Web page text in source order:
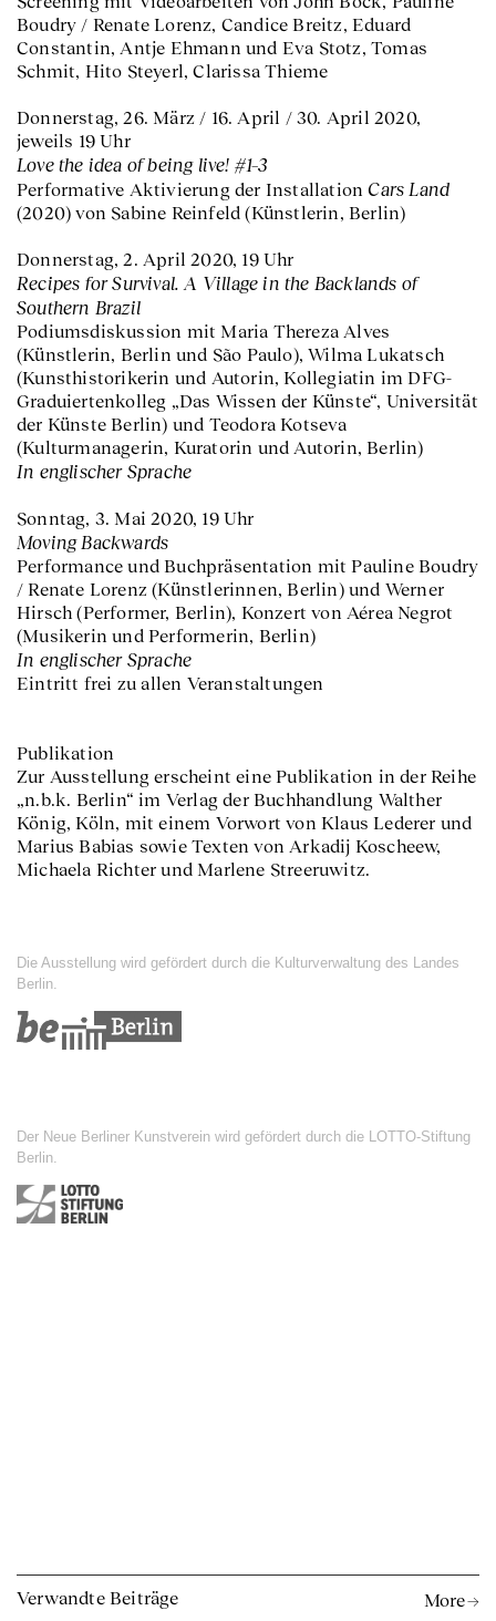
Boudry / Renate Lorenz, Candice Breitz, Eduard
Constantin, Antje Ehmann und Eva Stotz, Tomas
Schmit, Hito Steyerl, Clarissa Thieme
Donnerstag, 26. März / 16. April / 30. April 2020,
jeweils 19 Uhr
Love the idea of being live! #1–3
Performative Aktivierung der Installation Cars Land
(2020) von Sabine Reinfeld (Künstlerin, Berlin)
Donnerstag, 2. April 2020, 19 Uhr
Recipes for Survival. A Village in the Backlands of
Southern Brazil
Podiumsdiskussion mit Maria Thereza Alves
(Künstlerin, Berlin und São Paulo), Wilma Lukatsch
(Kunsthistorikerin und Autorin, Kollegiatin im DFG-
Graduiertenkolleg „Das Wissen der Künste“, Universität
der Künste Berlin) und Teodora Kotseva
(Kulturmanagerin, Kuratorin und Autorin, Berlin)
In englischer Sprache
Sonntag, 3. Mai 2020, 19 Uhr
Moving Backwards
Performance und Buchpräsentation mit Pauline Boudry
/ Renate Lorenz (Künstlerinnen, Berlin) und Werner
Hirsch (Performer, Berlin), Konzert von Aérea Negrot
(Musikerin und Performerin, Berlin)
In englischer Sprache
Eintritt frei zu allen Veranstaltungen
Publikation
Zur Ausstellung erscheint eine Publikation in der Reihe
„n.b.k. Berlin“ im Verlag der Buchhandlung Walther
König, Köln, mit einem Vorwort von Klaus Lederer und
Marius Babias sowie Texten von Arkadij Koscheew,
Michaela Richter und Marlene Streeruwitz.
Die Ausstellung wird gefördert durch die Kulturverwaltung des Landes
Berlin.
Der Neue Berliner Kunstverein wird gefördert durch die LOTTO-Stiftung
Berlin.
Verwandte Beiträge More →